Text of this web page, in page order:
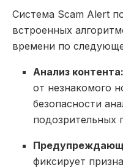
Система Scam Alert
встроенных
времени по
Анализ контента:
от незнакомого
безопасности
подозрительных
фиксирует